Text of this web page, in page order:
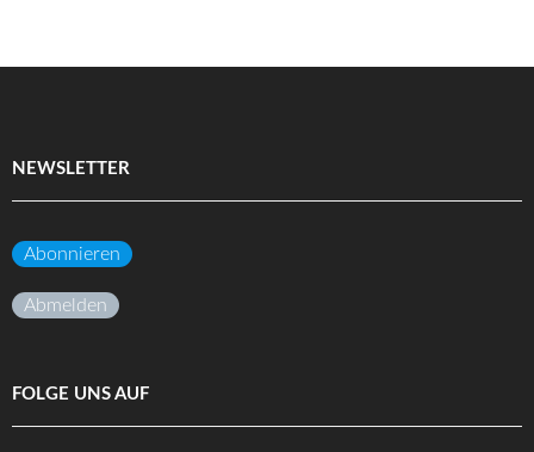
NEWSLETTER
Abonnieren
Abmelden
FOLGE UNS AUF